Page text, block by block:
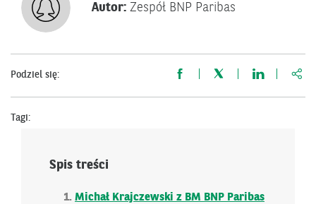
Autor: Zespół BNP Paribas
Tagi:
Podziel się:
Spis treści
Michał Krajczewski z BM BNP Paribas